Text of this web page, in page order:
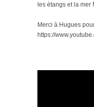
les étangs et la mer
Merci à Hugues
https://